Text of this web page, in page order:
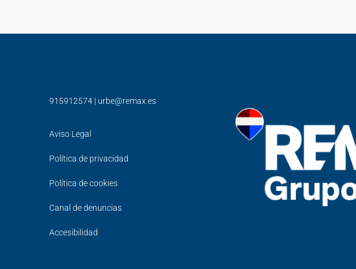
915912574 | urbe@remax.es
Aviso Legal
Política de privacidad
Política de cookies
Canal de denuncias
Accesibilidad